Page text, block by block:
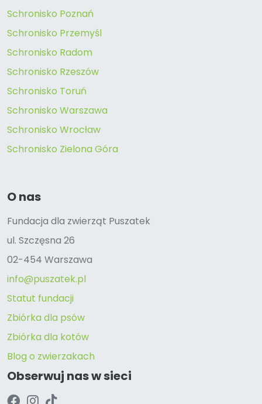
Schronisko Poznań
Schronisko Przemyśl
Schronisko Radom
Schronisko Rzeszów
Schronisko Toruń
Schronisko Warszawa
Schronisko Wrocław
Schronisko Zielona Góra
O nas
Fundacja dla zwierząt Puszatek
ul. Szczęsna 26
02-454 Warszawa
info@puszatek.pl
Statut fundacji
Zbiórka dla psów
Zbiórka dla kotów
Blog o zwierzakach
Obserwuj nas w sieci